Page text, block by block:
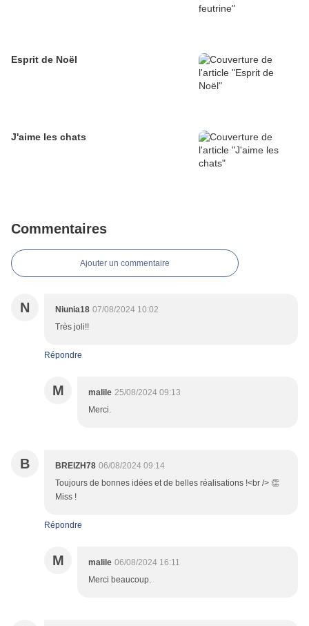
Esprit de Noël
J'aime les chats
Commentaires
Ajouter un commentaire
N Niunia18 07/08/2024 10:02
Très joli!!
Répondre
M malile 25/08/2024 09:13
Merci.
B BREIZH78 06/08/2024 09:14
Toujours de bonnes idées et de belles réalisations !<br /> 👏
Miss !
Répondre
M malile 06/08/2024 16:11
Merci beaucoup.